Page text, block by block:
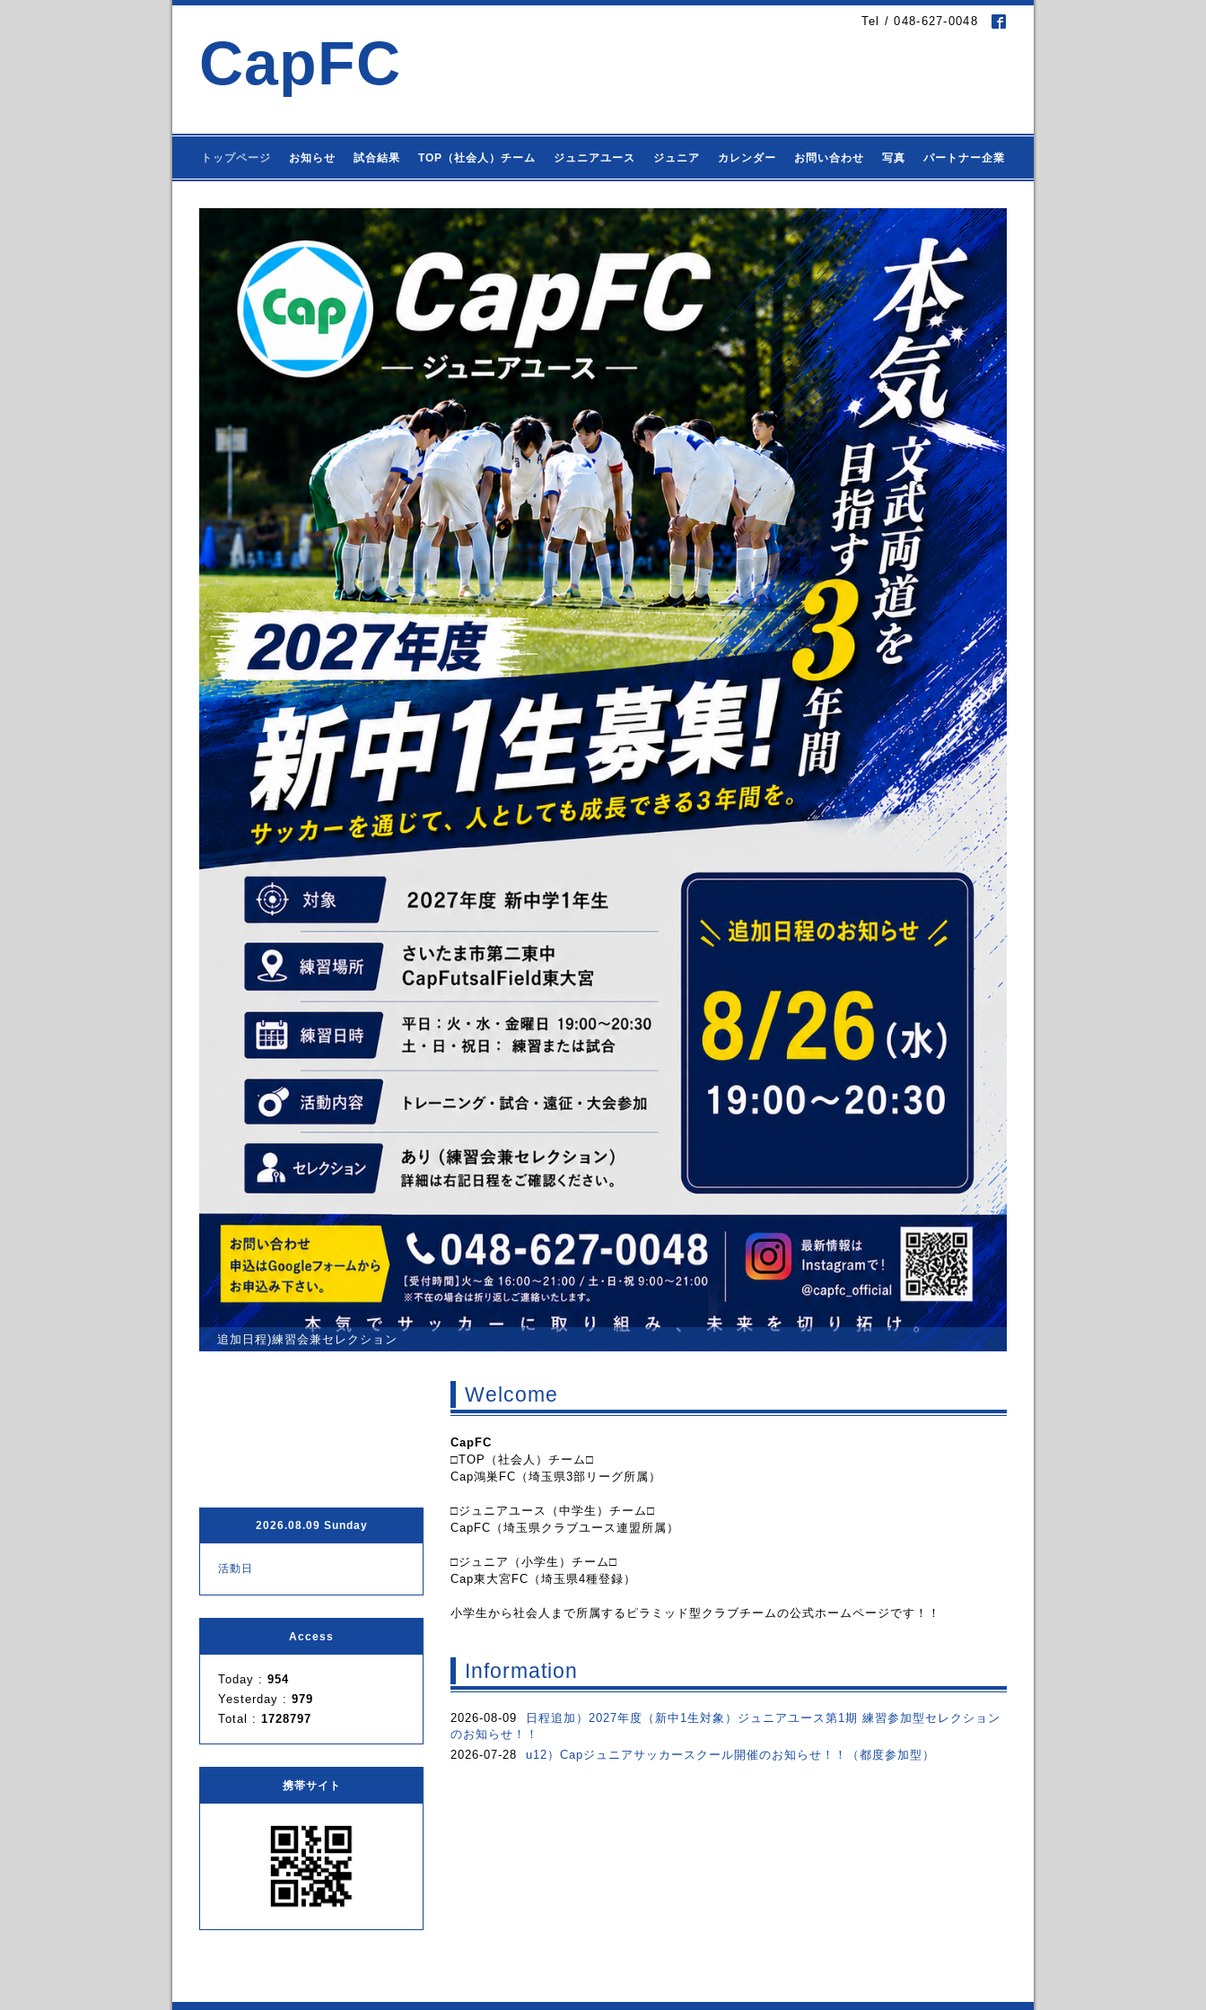
Tel / 048-627-0048
CapFC
トップページ お知らせ 試合結果 TOP（社会人）チーム ジュニアユース ジュニア カレンダー お問い合わせ 写真 パートナー企業
追加日程)練習会兼セレクション
Welcome
CapFC
□TOP（社会人）チーム□
Cap鴻巣FC（埼玉県3部リーグ所属）
□ジュニアユース（中学生）チーム□
CapFC（埼玉県クラブユース連盟所属）
□ジュニア（小学生）チーム□
Cap東大宮FC（埼玉県4種登録）
小学生から社会人まで所属するピラミッド型クラブチームの公式ホームページです！！
Information
2026-08-09
日程追加）2027年度（新中1生対象）ジュニアユース第1期 練習参加型セレクション
のお知らせ！！
2026-07-28
u12）Capジュニアサッカースクール開催のお知らせ！！（都度参加型）
2026.08.09 Sunday
活動日
Access
Today : 954
Yesterday : 979
Total : 1728797
携帯サイト